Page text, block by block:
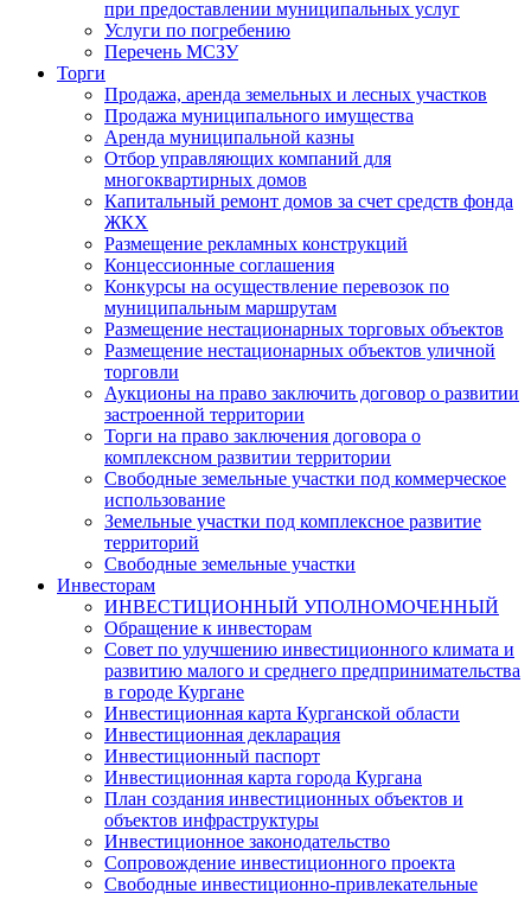
при предоставлении муниципальных услуг
Услуги по погребению
Перечень МСЗУ
Торги
Продажа, аренда земельных и лесных участков
Продажа муниципального имущества
Аренда муниципальной казны
Отбор управляющих компаний для
многоквартирных домов
Капитальный ремонт домов за счет средств фонда
ЖКХ
Размещение рекламных конструкций
Концессионные соглашения
Конкурсы на осуществление перевозок по
муниципальным маршрутам
Размещение нестационарных торговых объектов
Размещение нестационарных объектов уличной
торговли
Аукционы на право заключить договор о развитии
застроенной территории
Торги на право заключения договора о
комплексном развитии территории
Свободные земельные участки под коммерческое
использование
Земельные участки под комплексное развитие
территорий
Свободные земельные участки
Инвесторам
ИНВЕСТИЦИОННЫЙ УПОЛНОМОЧЕННЫЙ
Обращение к инвесторам
Совет по улучшению инвестиционного климата и
развитию малого и среднего предпринимательства
в городе Кургане
Инвестиционная карта Курганской области
Инвестиционная декларация
Инвестиционный паспорт
Инвестиционная карта города Кургана
План создания инвестиционных объектов и
объектов инфраструктуры
Инвестиционное законодательство
Сопровождение инвестиционного проекта
Свободные инвестиционно-привлекательные